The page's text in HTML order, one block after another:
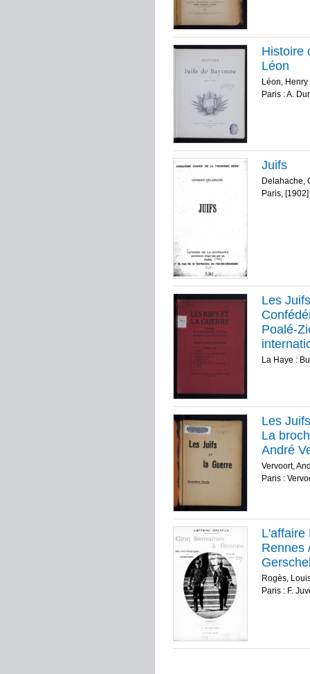
Histoire
Léon
Léon, Henry
Paris : A.
Juifs
Delahache,
Paris, [1902]
Les
Poalé-
La Haye :
Les
La
André
Vervoort,
Paris :
L'affaire
Rennes
Rogès,
Paris : F.